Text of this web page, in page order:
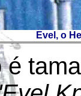
Evel, o
é